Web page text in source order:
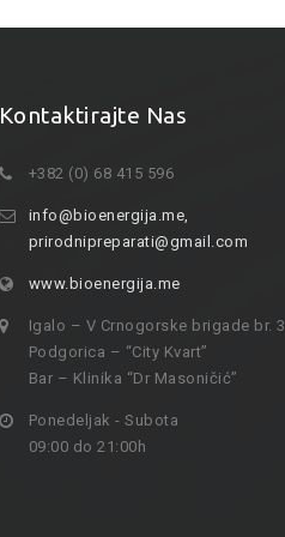
Kontaktirajte Nas
+382 (0) 68 415 596
info@bioenergija.me
prirodnipreparati@gmail.com
www.bioenergija.me
Igalo – V Crnogorske brigade br. 3
Podgorica – “City Kvart”
Bar – Klinika “Dr Masoničić”
Ponedeljak - Subota
09:00 do 21:00h